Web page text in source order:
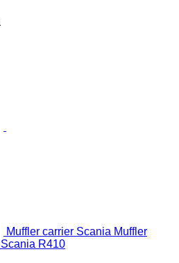
Muffler carrier Scania Muffler
R410